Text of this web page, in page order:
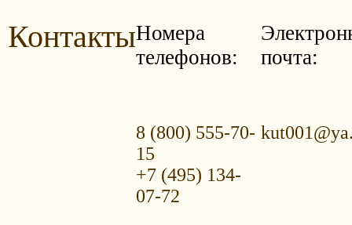
КонтактыНомера
телефонов:
8 (800) 555-70-
15
+7 (495) 134-
07-72
почта: